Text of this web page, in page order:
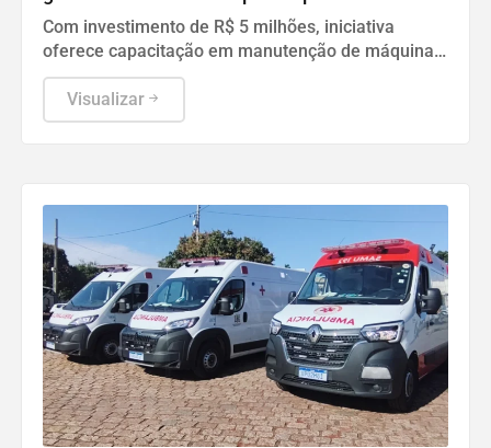
de trabalho
Com investimento de R$ 5 milhões, iniciativa
oferece capacitação em manutenção de máquinas
pesadas e amplia oportunidades para moradores
de Lençóis Paulista
Visualizar